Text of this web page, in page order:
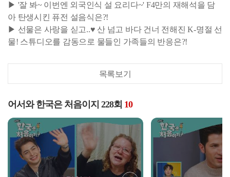
▶ '잘 봐~ 이번엔 외국인식 설 요리다~' F4만의 재해석을 담
아 탄생시킨 퓨전 설음식은?!
▶ 선물은 사랑을 싣고..♥ 산 넘고 바다 건너 전해진 K-명절 선
물! 스튜디오를 감동으로 물들인 가족들의 반응은?!
목록보기
어서와 한국은 처음이지 228회 10